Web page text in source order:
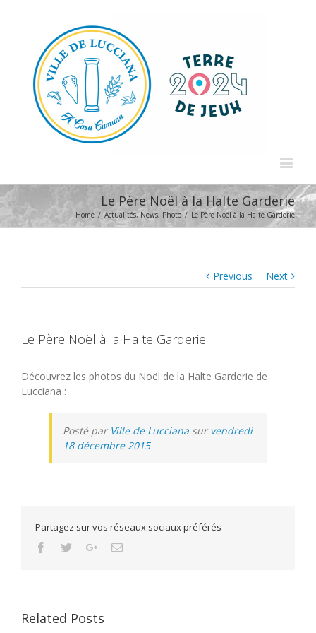
Le Père Noël à la Halte Garderie
Home / Actualités,News, Photo / Le Père Noël à la Halte Garderie
Previous Next
Le Père Noël à la Halte Garderie
Découvrez les photos du Noël de la Halte Garderie de
Lucciana :
Posté par Ville de Lucciana sur vendredi
18 décembre 2015
Partagez sur vos réseaux sociaux préférés
Facebook
TwitterGoogle+Email
Related Posts